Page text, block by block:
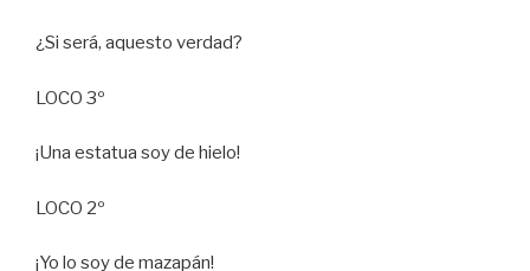
¿Si será, aquesto verdad?
LOCO 3º
¡Una estatua soy de hielo!
LOCO 2º
¡Yo lo soy de mazapán!